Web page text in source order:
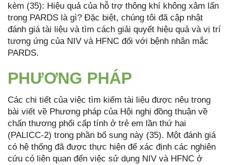
kèm (35): Hiệu quả của hỗ trợ thông khí không xâm lấn
trong PARDS là gì? Đặc biệt, chúng tôi đã cập nhật
đánh giá tài liệu và tìm cách giải quyết hiệu quả và vị trí
tương ứng của NIV và HFNC đối với bệnh nhân mắc
PARDS.
PHƯƠNG PHÁP
Các chi tiết của việc tìm kiếm tài liệu được nêu trong
bài viết về Phương pháp của Hội nghị đồng thuận về
chấn thương phổi cấp tính ở trẻ em lần thứ hai
(PALICC-2) trong phần bổ sung này (35). Một đánh giá
có hệ thống đã được thực hiện để xác định các nghiên
cứu có liên quan đến việc sử dụng NIV và HFNC ở